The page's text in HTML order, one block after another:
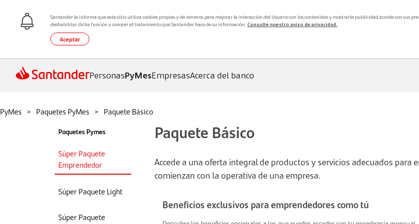
Santander le informa que este sitio utiliza cookies propias y de terceros para mejorar la interacción del Usuario con los contenidos y mostrarle publicidad acorde con sus
deshabilitar dicha función y conocer el tratamiento que Santander hace de su información. Consulte nuestro aviso de privacidad.
Aceptar
PersonasPyMesEmpresasAcerca del banco
PyMes Paquetes PyMes Paquete Básico
Conozca el nuevo sitio
Consulte y descargue contenidos y
Enlacey otras plataformas digitales.
Paquetes Pymes
Súper Paquete
Emprendedor
Súper Paquete Light
Súper Paquete
Paquete Básico
Accede a una oferta integral de productos y servicios adecuados para
comienzan con la operativa de una empresa.
Beneficios exclusivos para emprendedores como tú